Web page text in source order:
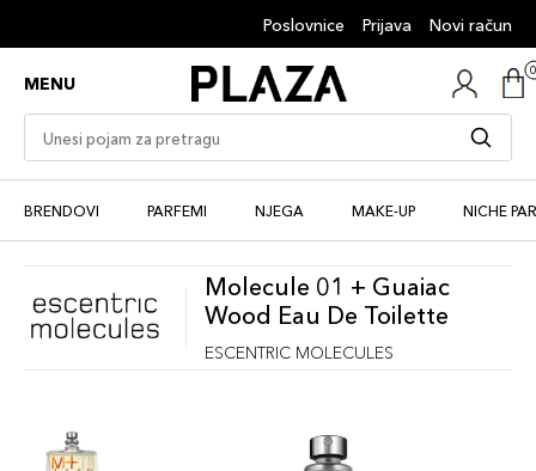
Poslovnice Prijava Novi račun
MENU
BRENDOVI PARFEMI NJEGA MAKE-UP NICHE
Molecule 01 + Guaiac
Wood Eau De Toilette
ESCENTRIC MOLECULES